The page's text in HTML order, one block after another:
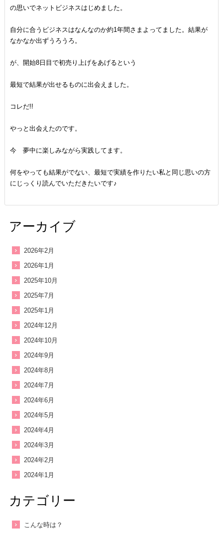
の思いでネットビジネスはじめました。
自分に合うビジネスはなんなのか約1年間さまよってました。結果が
なかなか出ずうろうろ。
が、開始8日目で初売り上げをあげるという
最短で結果が出せるものに出会えました。
コレだ!!
やっと出会えたのです。
今 夢中に楽しみながら実践してます。
何をやっても結果がでない、最短で実績を作りたい私と同じ思いの方
にじっくり読んでいただきたいです♪
アーカイブ
2026年2月
2026年1月
2025年10月
2025年7月
2025年1月
2024年12月
2024年10月
2024年9月
2024年8月
2024年7月
2024年6月
2024年5月
2024年4月
2024年3月
2024年2月
2024年1月
カテゴリー
こんな時は？